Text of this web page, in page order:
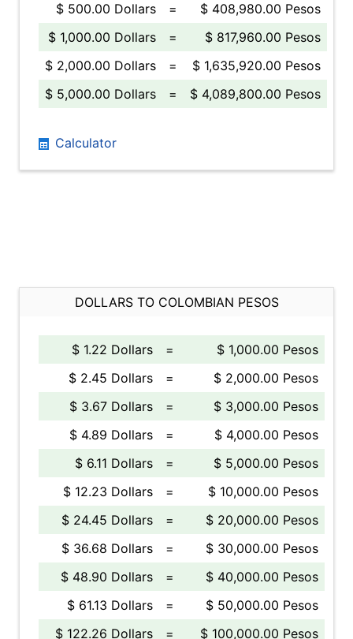
$ 500.00 Dollars
=
$ 408,980.00 Pesos
$ 1,000.00 Dollars
=
$ 817,960.00 Pesos
$ 2,000.00 Dollars
=
$ 1,635,920.00 Pesos
$ 5,000.00 Dollars
= $ 4,089,800.00 Pesos
Calculator
DOLLARS TO COLOMBIAN PESOS
$ 1.22 Dollars =
$ 1,000.00 Pesos
$ 2.45 Dollars
=
$ 2,000.00 Pesos
$ 3.67 Dollars
=
$ 3,000.00 Pesos
$ 4.89 Dollars
=
$ 4,000.00 Pesos
$ 6.11 Dollars
=
$ 5,000.00 Pesos
$ 12.23 Dollars
=
$ 10,000.00 Pesos
$ 24.45 Dollars
=
$ 20,000.00 Pesos
$ 36.68 Dollars
=
$ 30,000.00 Pesos
$ 48.90 Dollars
=
$ 40,000.00 Pesos
$ 61.13 Dollars
=
$ 50,000.00 Pesos
$ 122.26 Dollars
= $ 100,000.00 Pesos